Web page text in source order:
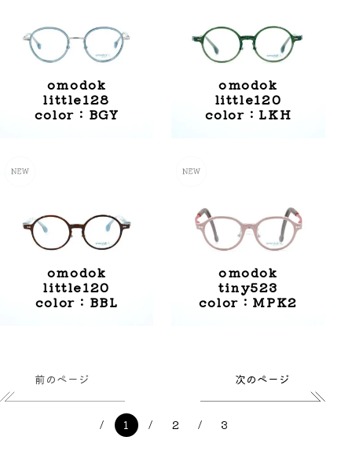
omodok
little128
color：BGY
omodok
little120
color：LKH
omodok
little120
color：BBL
omodok
tiny523
color：MPK2
前のページ
1 2 3
次のページ